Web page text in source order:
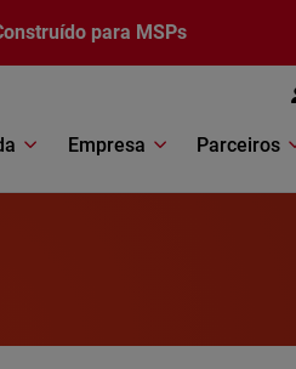
para MSPs
Empresa Parceiros